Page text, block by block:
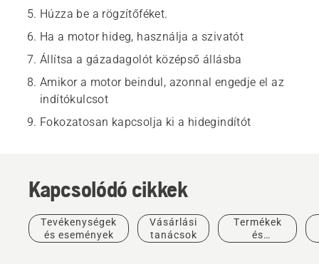
Húzza be a rögzítőféket.
Ha a motor hideg, használja a szivatót
Állítsa a gázadagolót középső állásba
Amikor a motor beindul, azonnal engedje el az
indítókulcsot
Fokozatosan kapcsolja ki a hidegindítót
Kapcsolódó cikkek
Tevékenységek
és események
Vásárlási
tanácsok
Termékek
és